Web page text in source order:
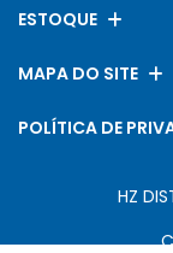
ESTOQUE
MAPA DO SITE
POLÍTICA DE
HZ